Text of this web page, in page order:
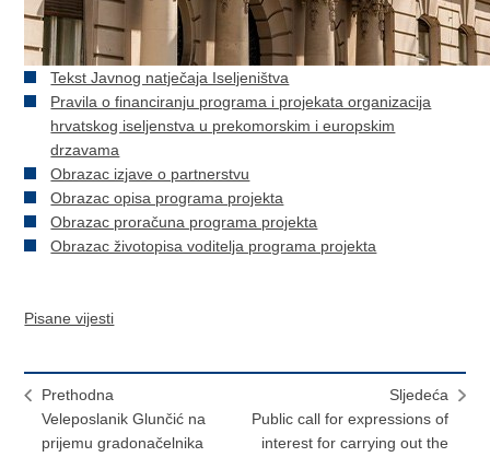
Tekst Javnog natječaja Iseljeništva
Pravila o financiranju programa i projekata organizacija
hrvatskog iseljenstva u prekomorskim i europskim
drzavama
Obrazac izjave o partnerstvu
Obrazac opisa programa projekta
Obrazac proračuna programa projekta
Obrazac životopisa voditelja programa projekta
Pisane vijesti
Prethodna
Veleposlanik Glunčić na
prijemu gradonačelnika
Sljedeća
Public call for expressions of
interest for carrying out the